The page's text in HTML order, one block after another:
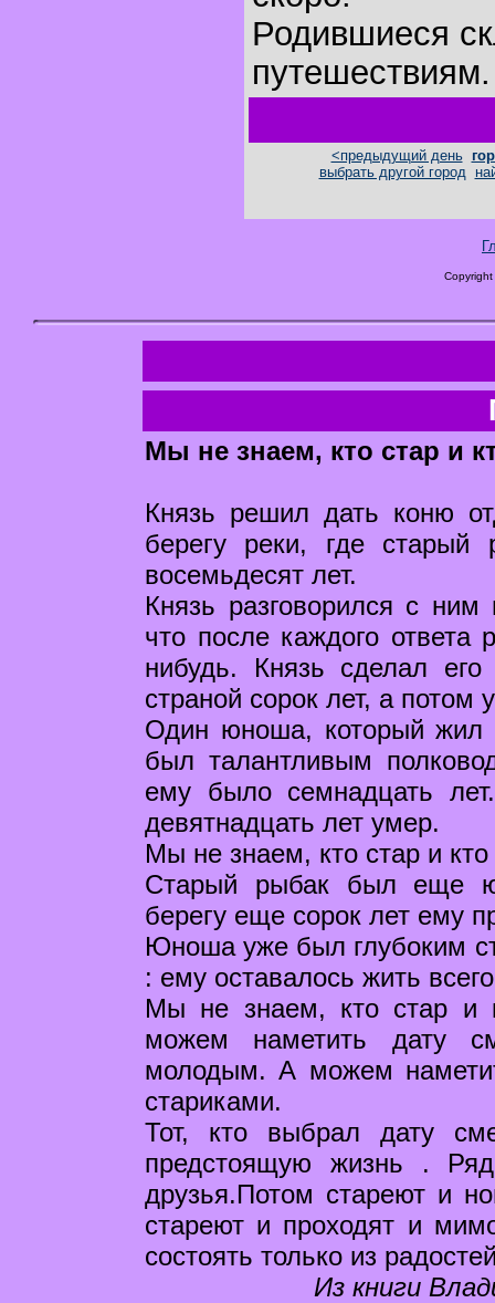
Родившиеся
путешествиям.
<предыдущий день
выбрать другой город
Мы не знаем, кто стар и
Князь решил дать коню
берегу реки, где
восемьдесят лет.
Князь разговорился с
что после каждого ответа
нибудь. Князь сделал
страной сорок лет, а потом
Один юноша, который жил
был талантливым
ему было семнадцать
девятнадцать лет умер.
Мы не знаем, кто стар и
Старый рыбак был еще
берегу еще сорок лет ему
Юноша уже был глубоким
: ему оставалось жить
Мы не знаем, кто стар и
можем наметить дату
молодым. А можем
стариками.
Тот, кто выбрал дату
предстоящую жизнь .
друзья.Потом стареют и
стареют и проходят и
состоять только из
Из книги